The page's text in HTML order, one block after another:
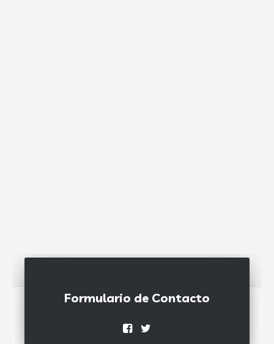
Formulario de Contacto